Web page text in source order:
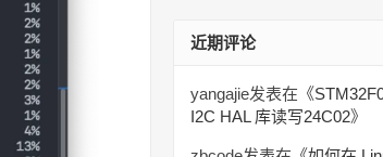
近期评论
yangajie发表在《
I2C HAL 库读写24C02》